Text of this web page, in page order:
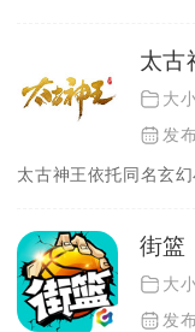
太古
大
发
太古神王依托同名玄
街篮
大
发